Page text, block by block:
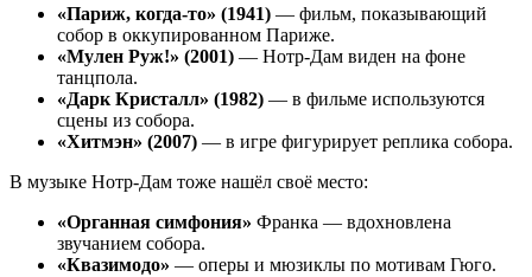
«Париж, когда-то» (1941) — фильм, показывающий
собор в оккупированном Париже.
«Мулен Руж!» (2001) — Нотр-Дам виден на фоне
танцпола.
«Дарк Кристалл» (1982) — в фильме используются
сцены из собора.
«Хитмэн» (2007) — в игре фигурирует реплика собора.
В музыке Нотр-Дам тоже нашёл своё место:
«Органная симфония» Франка — вдохновлена
звучанием собора.
«Квазимодо» — оперы и мюзиклы по мотивам Гюго.